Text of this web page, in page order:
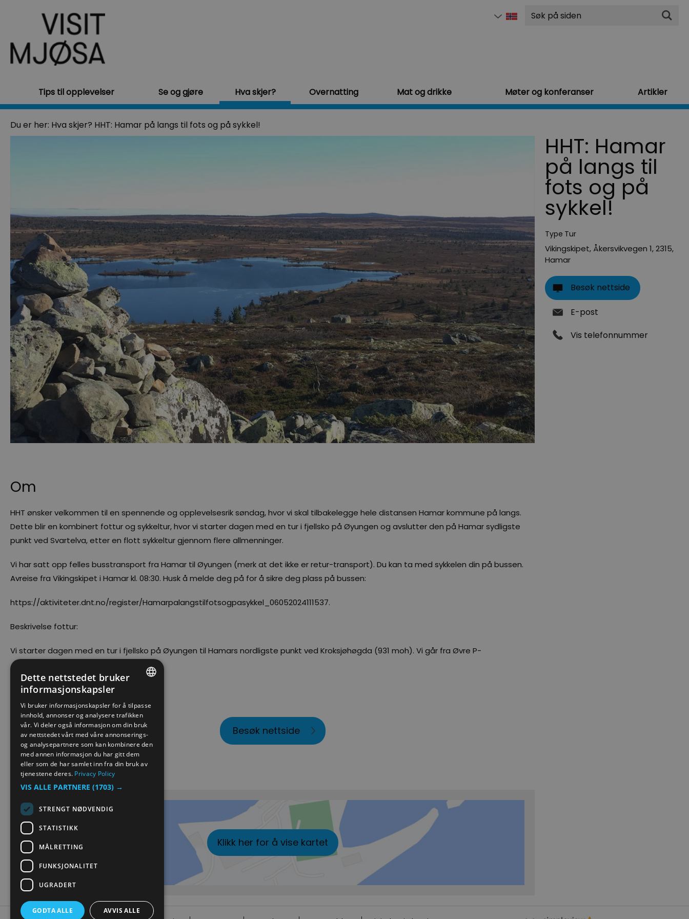
Søk
Tips til opplevelser Se og gjøre Hva skjer? Overnatting Mat og drikke Møter og konferanser Artikler
Du er her: Hva skjer? HHT: Hamar på langs til fots og på sykkel!
Om
HHT ønsker velkommen til en spennende og opplevelsesrik søndag, hvor vi skal tilbakelegge hele distansen Hamar kommune på langs.
Dette blir en kombinert fottur og sykkeltur, hvor vi starter dagen med en tur i fjellsko på Øyungen og avslutter den på Hamar sydligste
punkt ved Svartelva, etter en flott sykkeltur gjennom flere allmenninger.
Vi har satt opp felles busstransport fra Hamar til Øyungen (merk at det ikke er retur-transport). Du kan ta med sykkelen din på bussen.
Avreise fra Vikingskipet i Hamar kl. 08:30. Husk å melde deg på for å sikre deg plass på bussen:
https://aktiviteter.dnt.no/register/Hamarpalangstilfotsogpasykkel_06052024111537.
Beskrivelse fottur:
Vi starter dagen med en tur i fjellsko på Øyungen til Hamars nordligste punkt ved Kroksjøhøgda (931 moh). Vi går fra Øvre P-
Les mer
Besøk nettside
Kart
Klikk her for å vise kartet
HHT: Hamar
på langs til
fots og på
sykkel!
Type Tur
Vikingskipet, Åkersvikvegen 1,2315,
Hamar
Besøk nettside
E-post
Vis telefonnummer
NORWEGIAN
GERMAN
Dette nettstedet bruker
informasjonskapsler
Vi bruker informasjonskapsler for å tilpasse
innhold, annonser og analysere trafikken
vår. Vi deler også informasjon om din bruk
av nettstedet vårt med våre annonserings-
og analysepartnere som kan kombinere den
med annen informasjon du har gitt dem
eller som de har samlet inn fra din bruk av
tjenestene deres. Privacy Policy
VIS ALLE PARTNERE (1703) →
STRENGT NØDVENDIG
STATISTIKK
MÅLRETTING
FUNKSJONALITET
UGRADERT
GODTA ALLE AVVIS ALLE